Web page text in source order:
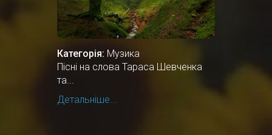
Категорія: Музика
Пісні на слова Тараса Шевченка
та...
Детальніше...